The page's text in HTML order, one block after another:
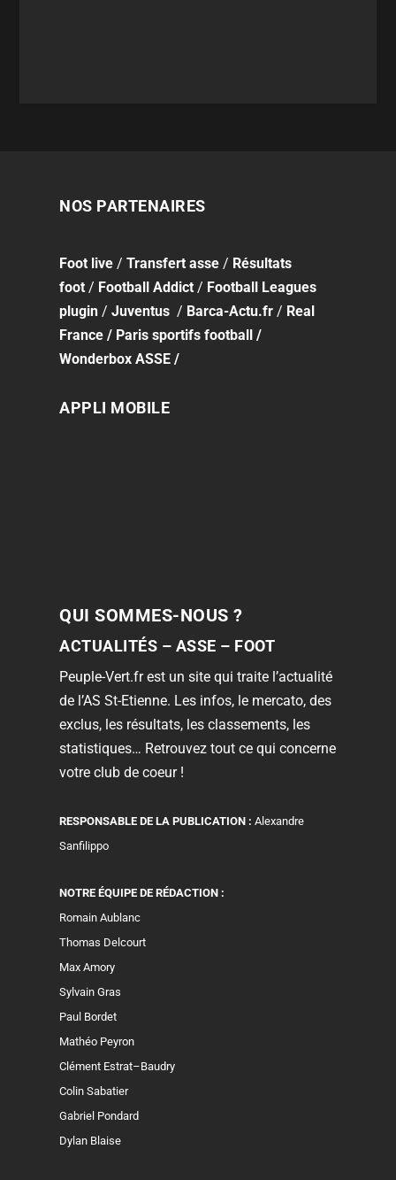
NOS PARTENAIRES
Foot live /Transfert asse / Résultats
foot / Football Addict / Football Leagues
plugin /Juventus / Barca-Actu.fr / Real
France / Paris sportifs football /
Wonderbox ASSE /
APPLI MOBILE
QUI SOMMES-NOUS ?
ACTUALITÉS – ASSE – FOOT
Peuple-Vert.fr est un site qui traite l’actualité
de l’AS St-Etienne. Les infos, le mercato, des
exclus, les résultats, les classements, les
statistiques… Retrouvez tout ce qui concerne
votre club de coeur !
RESPONSABLE DE LA PUBLICATION : Alexandre
Sanfilippo
NOTRE ÉQUIPE DE RÉDACTION :
Romain Aublanc
Thomas Delcourt
Max Amory
Sylvain Gras
Paul Bordet
Mathéo Peyron
Clément Estrat–Baudry
Colin Sabatier
Gabriel Pondard
Dylan Blaise